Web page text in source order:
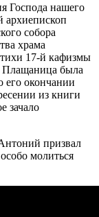
Господа нашего
собора
храма
17-й кафизмы
Плащаница была
его окончании
из книги
зачало
призвал
молиться